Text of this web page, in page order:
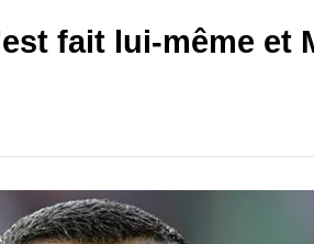
fait lui-même et